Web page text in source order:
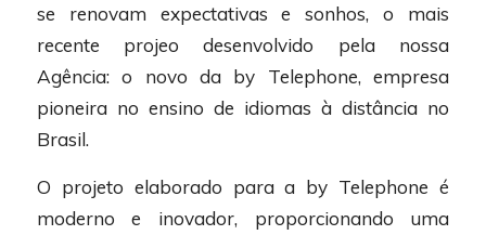
se renovam expectativas e sonhos, o mais
recente projeo desenvolvido pela nossa
Agência: o novo da by Telephone, empresa
pioneira no ensino de idiomas à distância no
Brasil.
O projeto elaborado para a by Telephone é
moderno e inovador, proporcionando uma